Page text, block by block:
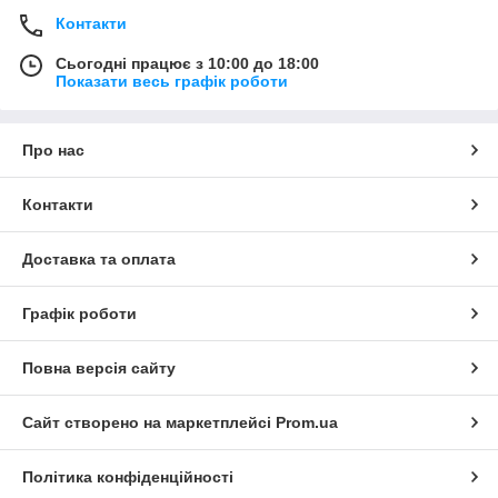
Контакти
Сьогодні працює з 10:00 до 18:00
Показати весь графік роботи
Про нас
Контакти
Доставка та оплата
Графік роботи
Повна версія сайту
Сайт створено на маркетплейсі Prom.ua
Політика конфіденційності